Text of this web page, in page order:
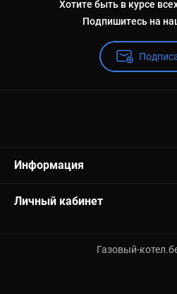
Хотите быть в курсе
Подпишитесь на
Информация
Личный кабинет
Газовый-